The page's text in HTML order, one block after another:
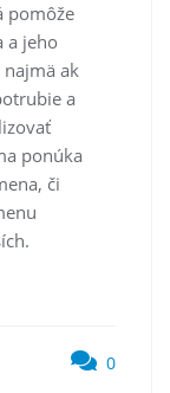
pomôže
a jeho
ak
a
ponúka
či
0